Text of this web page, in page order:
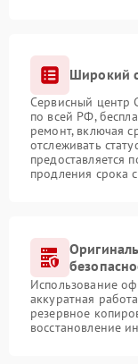
Широкий
Сервисный центр
по всей РФ,
ремонт, включая
отслеживать
предоставляется
продления срока
Использование
аккуратная
резервное
восстановление